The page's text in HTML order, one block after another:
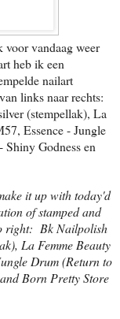
voor vandaag weer
heb ik een
nailart
links naar rechts:
(stempellak), La
Essence - Jungle
Shiny Godness en
it up with today'd
of stamped and
right: Bk Nailpolish
La Femme Beauty
Drum (Return to
Born Pretty Store